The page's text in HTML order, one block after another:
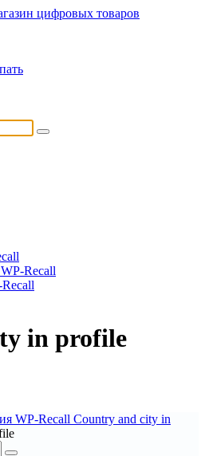
Recall
in profile
WP-Recall Сountry and city in